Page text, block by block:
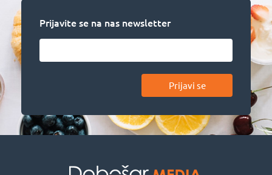
Prijavite se na nas newsletter
Prijavi se